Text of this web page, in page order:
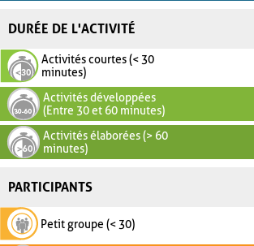
DURÉE DE L'ACTIVITÉ
Activités courtes (< 30
minutes)
Activités développées
(Entre 30 et 60 minutes)
Activités élaborées (> 60
minutes)
PARTICIPANTS
Petit groupe (< 30)